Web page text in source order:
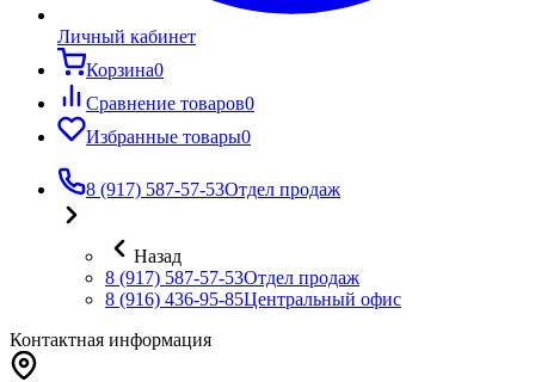
Личный кабинет
Корзина0
Сравнение товаров0
Избранные товары0
8 (917) 587-57-53Отдел продаж
Назад
8 (917) 587-57-53Отдел продаж
8 (916) 436-95-85Центральный офис
Контактная информация